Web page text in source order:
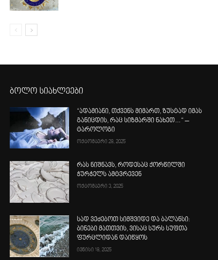
ბოლო სიახლეები
“ადამიანი, თქვენს მიმართ, ზუსტად იმას
განიცდის, რაც სიზმარში ნახეთ…“ –
ტაროლოგი
ოქტომბერი 28, 2025
რას ნიშნავს, როდესაც ქორწილში
ჭურჭელს ამტვრევენ
ოქტომბერი 3, 2025
სად ვეძებოთ სიმშვიდე და ბალანსი:
ბინები მათთვის, ვისაც სურს სუფთა
ფურცლიდან დაიწყოს
ივნისი 18, 2025